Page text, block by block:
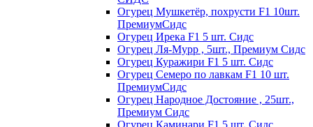
Огурец Мушкетёр, похрусти F1 10шт.
ПремиумСидс
Огурец Ирека F1 5 шт. Сидс
Огурец Ля-Мурр , 5шт., Премиум Сидс
Огурец Куражири F1 5 шт. Сидс
Огурец Семеро по лавкам F1 10 шт.
ПремиумСидс
Огурец Народное Достояние , 25шт.,
Премиум Сидс
Огурец Каминари F1 5 шт. Сидс